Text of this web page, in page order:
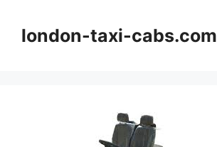
london-taxi-cabs.com